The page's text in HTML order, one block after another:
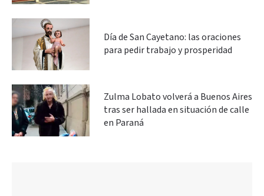
Día de San Cayetano: las oraciones
para pedir trabajo y prosperidad
Zulma Lobato volverá a Buenos Aires
tras ser hallada en situación de calle
en Paraná